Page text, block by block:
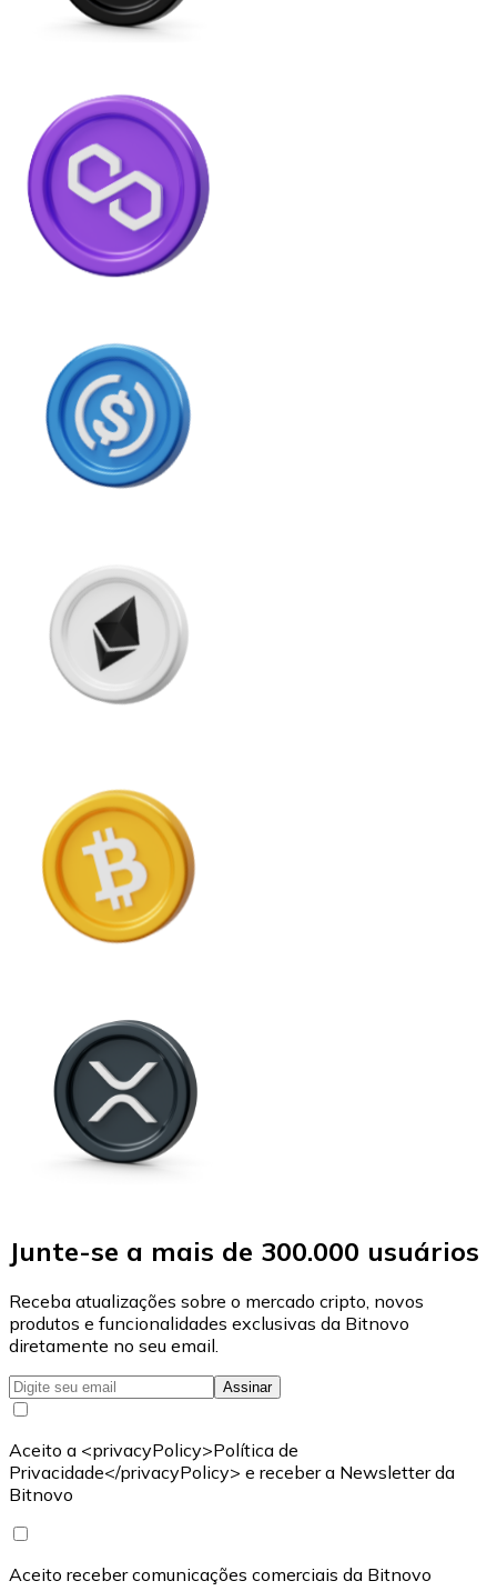
Junte-se a mais de 300.000 usuários
Receba atualizações sobre o mercado cripto, novos
produtos e funcionalidades exclusivas da Bitnovo
diretamente no seu email.
Assinar
Aceito a <privacyPolicy>Política de
Privacidade</privacyPolicy> e receber a Newsletter da
Bitnovo
Aceito receber comunicações comerciais da Bitnovo